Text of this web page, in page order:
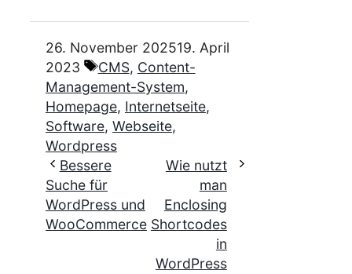
26. November 202519. April
2023
Schlagwörter
CMS, Content-
Management-System,
Homepage, Internetseite,
Software, Webseite,
Wordpress
Bessere
Suche für
WordPress und
WooCommerce
Wie nutzt
man
Enclosing
Shortcodes
in
WordPress